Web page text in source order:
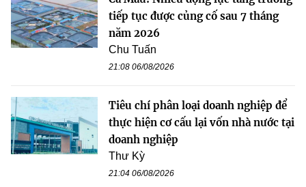
tiếp tục được củng cố sau 7 tháng
năm 2026
Chu Tuấn
21:08 06/08/2026
Tiêu chí phân loại doanh nghiệp để
thực hiện cơ cấu lại vốn nhà nước tại
doanh nghiệp
Thư Kỳ
21:04 06/08/2026